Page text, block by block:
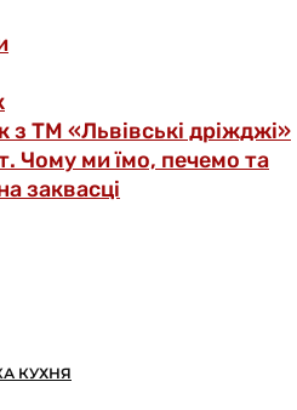
з ТМ «Львівські дріжджі»
Чому ми їмо, печемо та
заквасці
КУХНЯ